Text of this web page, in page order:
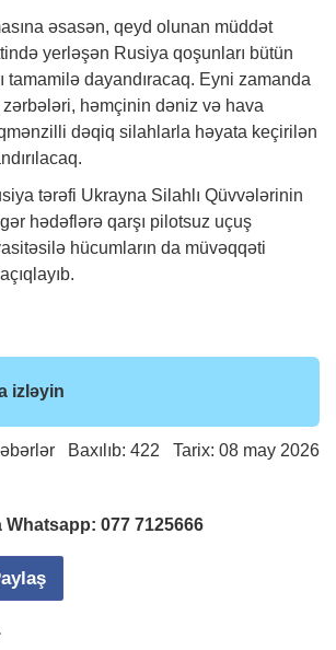
əsasən, qeyd olunan müddət
yerləşən Rusiya qoşunları bütün
tamamilə dayandıracaq. Eyni zamanda
həmçinin dəniz və hava
dəqiq silahlarla həyata keçirilən
tərəfi Ukrayna Silahlı Qüvvələrinin
hədəflərə qarşı pilotsuz uçuş
hücumların da müvəqqəti
izləyin
Baxılıb: 422 Tarix: 08 may 2026
Whatsapp: 077 7125666